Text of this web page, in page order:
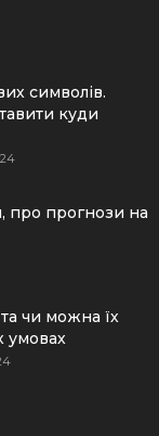
символів.
куди
про прогнози на
чи можна їх
умовах